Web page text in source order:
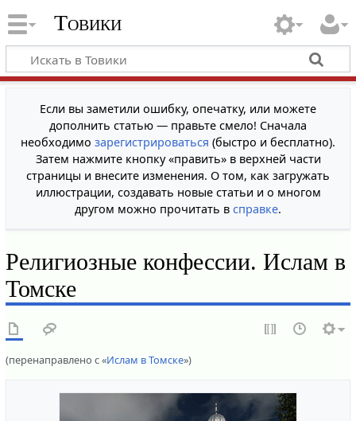
Товики
Если вы заметили ошибку, опечатку, или можете
дополнить статью — правьте смело! Сначала
необходимо зарегистрироваться (быстро и бесплатно).
Затем нажмите кнопку «править» в верхней части
страницы и внесите изменения. О том, как загружать
иллюстрации, создавать новые статьи и о многом
другом можно прочитать в справке.
Религиозные конфессии. Ислам в
Томске
(перенаправлено с «Ислам в Томске»)